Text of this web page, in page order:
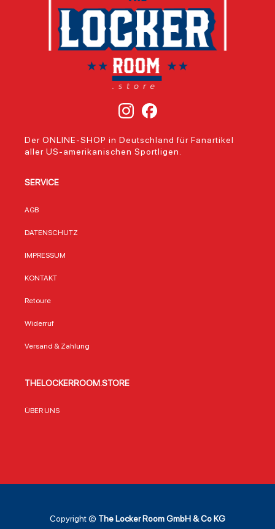
Der ONLINE-SHOP in Deutschland für Fanartikel
aller US-amerikanischen Sportligen.
SERVICE
AGB
DATENSCHUTZ
IMPRESSUM
KONTAKT
Retoure
Widerruf
Versand & Zahlung
THELOCKERROOM.STORE
ÜBER UNS
Copyright © The Locker Room GmbH & Co KG